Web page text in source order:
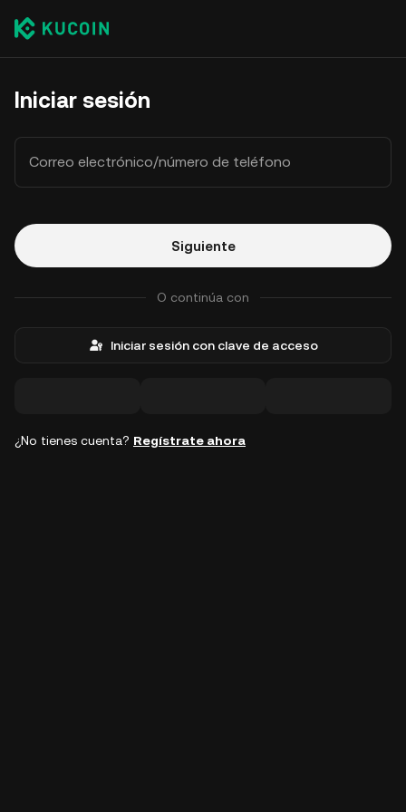
Iniciar sesión
Correo electrónico/número de teléfono
Siguiente
O continúa con
Iniciar sesión con clave de acceso
¿No tienes cuenta? Regístrate ahora